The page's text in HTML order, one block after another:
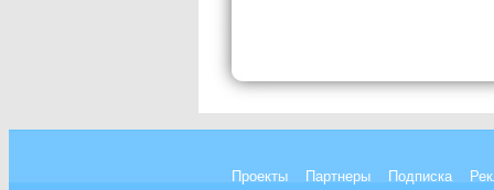
Проекты Партнеры Подписка